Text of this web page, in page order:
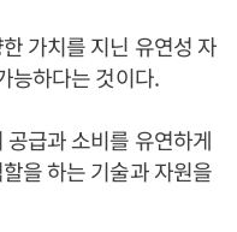
가치를 지닌 유연성 자
능하다는 것이다.
급과 소비를 유연하게
을 하는 기술과 자원을